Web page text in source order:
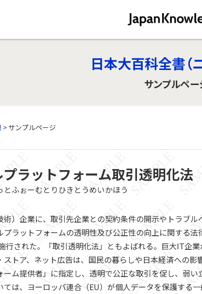
日本大百科全書（
サンプルペー
> サンプルページ
ラットフォーム取引透明化法
とふぉーむとりひきとうめいかほう
術）企業に、取引先企業との契約条件の開示やトラブ
プラットフォームの透明性及び公正性の向上に関する
行された。「取引透明化法」ともよばれる。巨大IT企
ストア、ネット広告は、国民の暮らしや日本経済への
ーム提供者」に指定し、透明で公正な取引を促し、弱
ては、ヨーロッパ連合（EU）が個人データを保護する